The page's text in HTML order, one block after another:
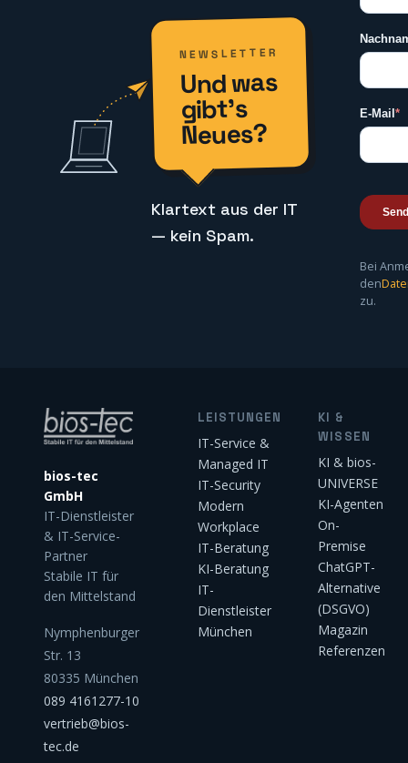
NEWSLETTER
Und was
gibt’s
Neues?
Klartext aus der IT
— kein Spam.
Bei
den
zu.
bios-tec
GmbH
IT-Dienstleister
& IT-Service-
Partner
Stabile IT für
den Mittelstand
Nymphenburger
Str. 13
80335 München
089 4161277-10
vertrieb@bios-
tec.de
LEISTUNGEN
IT-Service &
Managed IT
IT-Security
Modern
Workplace
IT-Beratung
KI-Beratung
IT-
Dienstleister
München
KI &
WISSEN
KI & bios-
UNIVERSE
KI-Agenten
On-
Premise
ChatGPT-
Alternative
(DSGVO)
Magazin
Referenzen